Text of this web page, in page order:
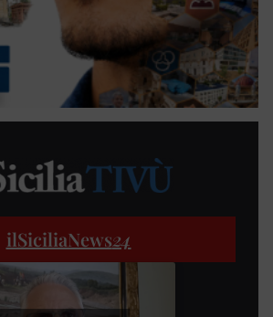
ilSiciliaNews24